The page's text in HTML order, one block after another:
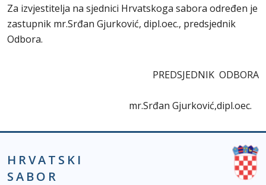
Za izvjestitelja na sjednici Hrvatskoga sabora određen je
zastupnik mr.Srđan Gjurković, dipl.oec., predsjednik
Odbora.
PREDSJEDNIK ODBORA
mr.Srđan Gjurković,dipl.oec.
HRVATSKI
SABOR